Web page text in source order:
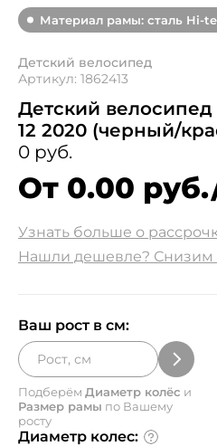
Материал рамы: сталь Hi-
Детский велосипед
Артикул: 1862413
Детский
12 2020 (черный/
0 руб.
От 0.00
Узнать больше о
Нашли дешевле? Снизим
Ваш рост в см:
Подберём Диаметр колёс и
Размер рамы по Вашему
росту
Диаметр колес: